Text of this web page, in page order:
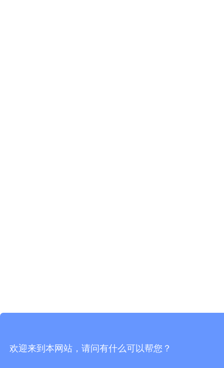
欢迎来到本网站，请问有什么可以帮您？